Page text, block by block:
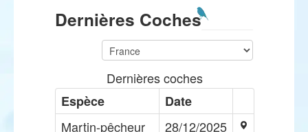
Dernières Coches
Dernières coches
Espèce
Date
Martin-pêcheur
28/12/2025